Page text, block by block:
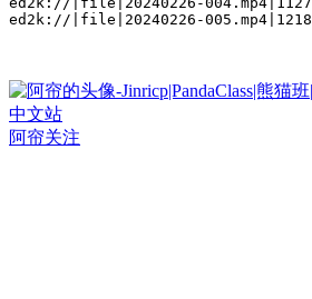
ed2k://|file|20240226-
阿帘关注